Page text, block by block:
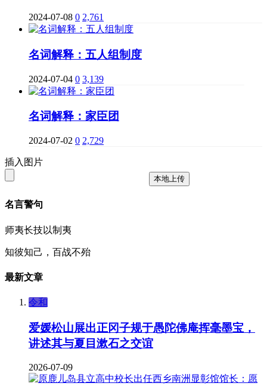
2024-07-08 0 2,761
名词解释：五人组制度
2024-07-04 0 3,139
名词解释：家臣团
2024-07-02 0 2,729
插入图片
本地上传
名言警句
师夷长技以制夷
知彼知己，百战不殆
最新文章
令和
爱媛松山展出正冈子规于愚陀佛庵挥毫墨宝，
讲述其与夏目漱石之交谊
2026-07-09